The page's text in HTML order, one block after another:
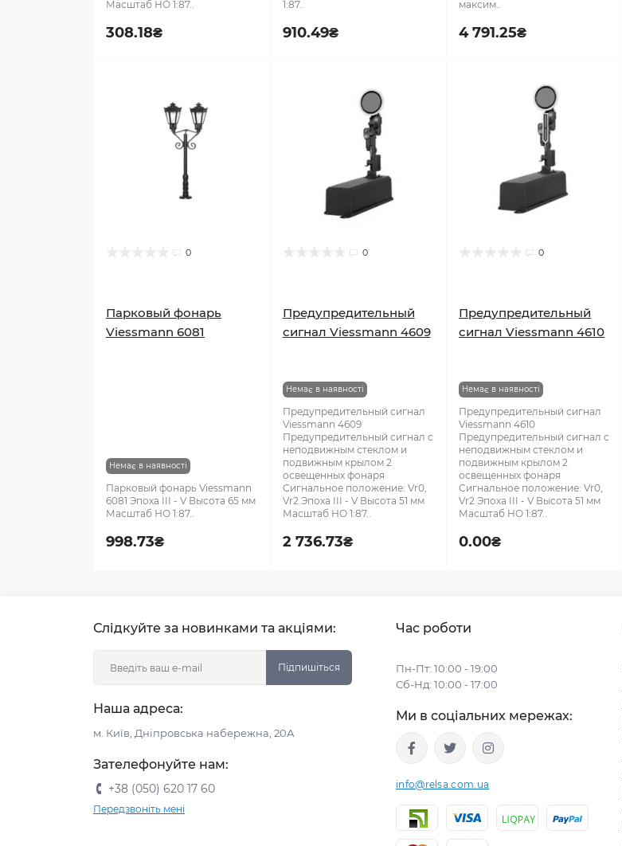
Масштаб НО 1:87..
308.18₴
1:87..
910.49₴
максим..
4 791.25₴
0
Парковый фонарь
Viessmann 6081
Немає в наявності
Парковый фонарь Viessmann
6081 Эпоха III - V Высота 65 мм
Масштаб НО 1:87..
998.73₴
0
Предупредительный
сигнал Viessmann 4609
Немає в наявності
Предупредительный сигнал
Viessmann 4609
Предупредительный сигнал с
неподвижным стеклом и
подвижным крылом 2
освещенных фонаря
Сигнальное положение: Vr0,
Vr2 Эпоха III - V Высота 51 мм
Масштаб НО 1:87..
2 736.73₴
0
Предупредительный
сигнал Viessmann 4610
Немає в наявності
Предупредительный сигнал
Viessmann 4610
Предупредительный сигнал с
неподвижным стеклом и
подвижным крылом 2
освещенных фонаря
Сигнальное положение: Vr0,
Vr2 Эпоха III - V Высота 51 мм
Масштаб НО 1:87..
0.00₴
Слідкуйте за новинками та акціями:
Підпишіться
Наша адреса:
м. Київ, Дніпровська набережна, 20А
Зателефонуйте нам:
+38 (050) 620 17 60
Передзвоніть мені
Час роботи
Пн-Пт: 10:00 - 19:00
Сб-Нд: 10:00 - 17:00
Ми в соціальних мережах:
info@relsa.com.ua